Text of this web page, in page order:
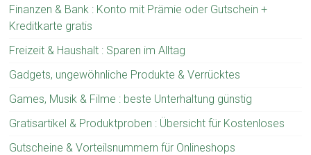
Finanzen & Bank : Konto mit Prämie oder Gutschein +
Kreditkarte gratis
Freizeit & Haushalt : Sparen im Alltag
Gadgets, ungewöhnliche Produkte & Verrücktes
Games, Musik & Filme : beste Unterhaltung günstig
Gratisartikel & Produktproben : Übersicht für Kostenloses
Gutscheine & Vorteilsnummern für Onlineshops